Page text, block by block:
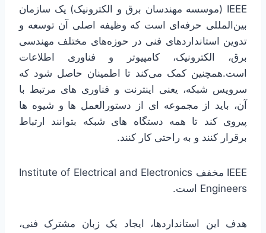
IEEE (موسسه مهندسان برق و الکترونیک) یک سازمان
بین‌المللی حرفه‌ای است که وظیفه اصلی آن توسعه و
تدوین استانداردهای فنی در حوزه‌های مختلف مهندسی
برق، الکترونیک، کامپیوتر و فناوری اطلاعات
است.همچنین کمک می‌کند تا اطمینان حاصل شود که
سرویس شبکه، یعنی اینترنت و فناوری ‌های مرتبط با
آن، باید از مجموعه ‌ای از دستورالعمل ‌ها و شیوه ‌ها
پیروی کند تا همه دستگاه ‌های شبکه بتوانند ارتباط
برقرار کنند و به راحتی کار کنند.
IEEE مخفف Institute of Electrical and Electronics
Engineers است.
هدف این استانداردها، ایجاد یک زبان مشترک فنی،